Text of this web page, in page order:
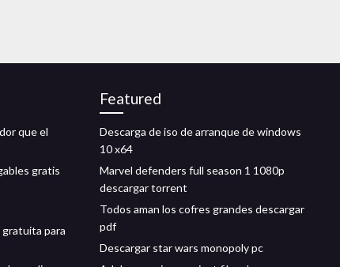
que el
gratis
gratuita para
Featured
Descarga de iso de arranque de windows
10 x64
Marvel defenders full season 1 1080p
descargar torrent
Todos aman los cofres grandes descargar
pdf
Descargar star wars monopoly pc